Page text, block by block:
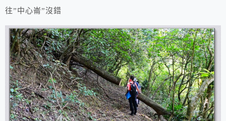
往”中心崙”沒錯